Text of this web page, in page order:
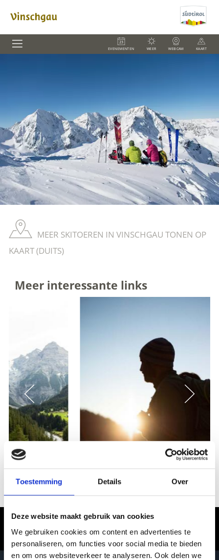
Toestemming Details Over
Deze website maakt gebruik van cookies
We gebruiken cookies om content en advertenties te
personaliseren, om functies voor social media te bieden
en om ons websiteverkeer te analyseren. Ook delen we
EVENEMENTEN WEER WEBCAM KAART
MEER SKITOEREN IN VINSCHGAU TONEN OP
KAART (DUITS)
Meer interessante links
MOUNTAIN EXPERIENCE ZUID-TIROL
Vinschgau in Zuid-Tirol – waar de
winter een belevenis wordt